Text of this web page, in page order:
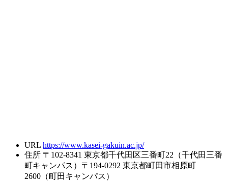
URL https://www.kasei-gakuin.ac.jp/
住所 〒102-8341 東京都千代田区三番町22（千代田三番
町キャンパス）〒194-0292 東京都町田市相原町
2600（町田キャンパス）